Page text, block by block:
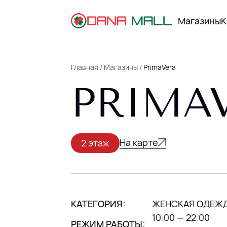
Магазины
КАРТА ТЦ
РЕКЛАМА В ТЦ
КАК ДОБРАТЬСЯ
ПАРКИНГ
О DANA MALL
НОВОСТИ
Главная / Магазины / PrimaVera
2 этаж На карте
КАТЕГОРИЯ:
ЖЕНСКАЯ
РЕЖИМ РАБОТЫ:
10:00 — 22:00